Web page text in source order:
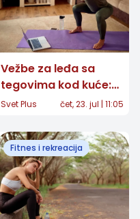
Vežbe za leđa sa
tegovima kod kuće:
Trening od 20 minuta
držanje
Svet Plus čet, 23. jul | 11:05
Fitnes i rekreacija